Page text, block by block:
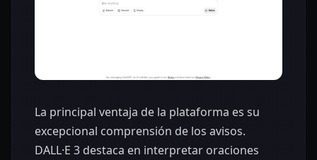
La principal ventaja de la plataforma es su
excepcional comprensión de los avisos.
DALL·E 3 destaca en interpretar oraciones